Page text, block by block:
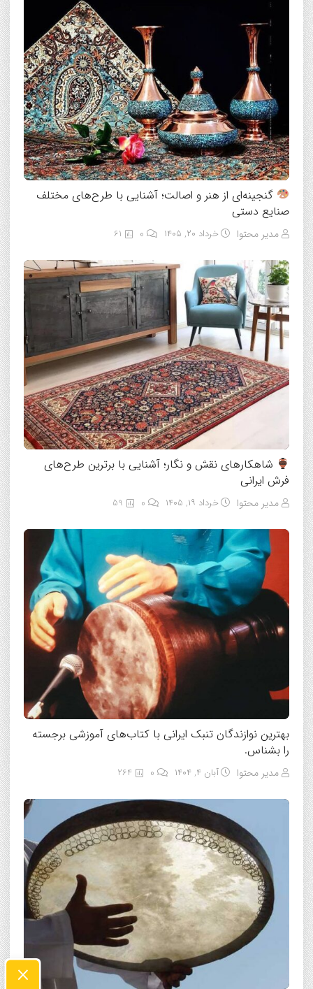
گنجینه‌ای از هنر و اصالت؛ آشنایی با طرح‌های مختلف
صنایع دستی
مدیر محتوا خرداد ۲۰, ۱۴۰۵ 61
شاهکارهای نقش و نگار؛ آشنایی با برترین طرح‌های
فرش ایرانی
مدیر محتوا خرداد ۱۹, ۱۴۰۵ 59
بهترین نوازندگان تنبک ایرانی با کتاب‌های آموزشی برجسته
را بشناس.
مدیر محتوا آبان ۴, ۱۴۰۴ 264
×